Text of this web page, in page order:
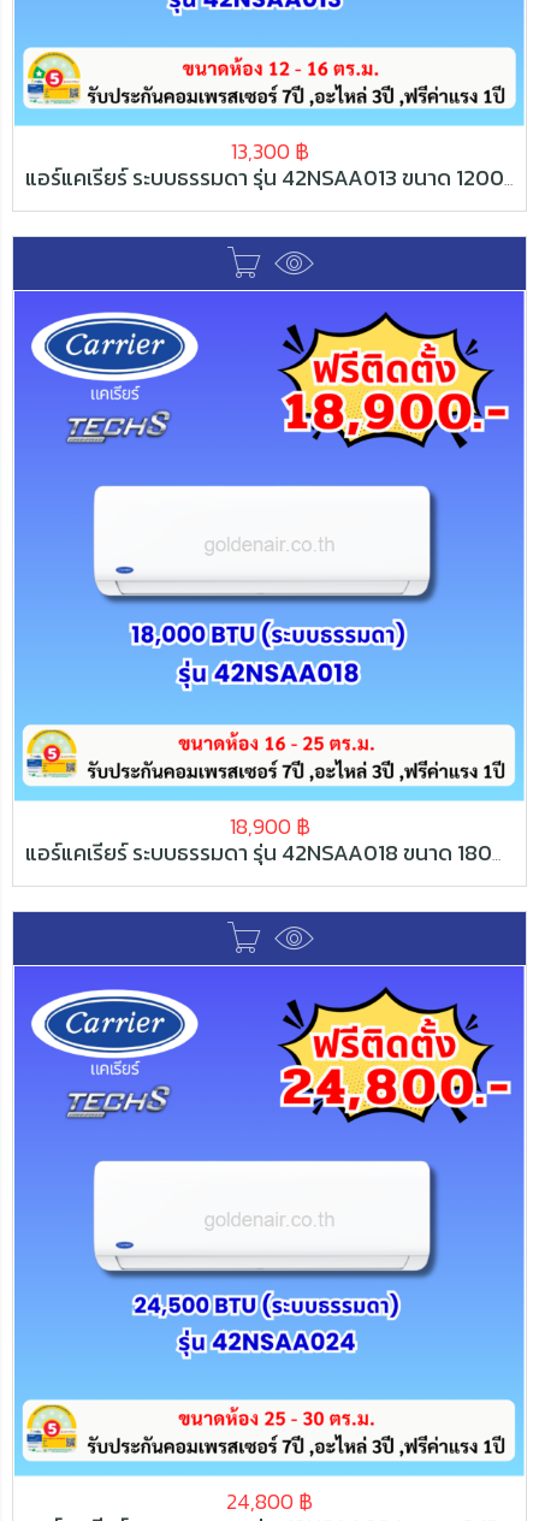
13,300 ฿
แอร์แคเรียร์ ระบบธรรมดา รุ่น 42NSAA013 ขนาด 12000 BTU
18,900 ฿
แอร์แคเรียร์ ระบบธรรมดา รุ่น 42NSAA018 ขนาด 18000 BTU
24,800 ฿